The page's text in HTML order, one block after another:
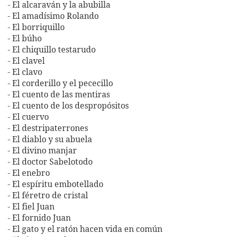
- El alcaraván y la abubilla
- El amadísimo Rolando
- El borriquillo
- El búho
- El chiquillo testarudo
- El clavel
- El clavo
- El corderillo y el pececillo
- El cuento de las mentiras
- El cuento de los despropósitos
- El cuervo
- El destripaterrones
- El diablo y su abuela
- El divino manjar
- El doctor Sabelotodo
- El enebro
- El espíritu embotellado
- El féretro de cristal
- El fiel Juan
- El fornido Juan
- El gato y el ratón hacen vida en común